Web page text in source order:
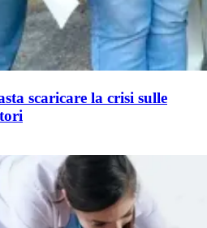
scaricare la crisi sulle